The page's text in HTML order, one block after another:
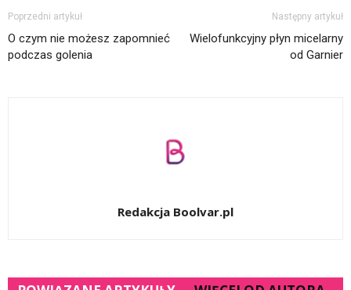
Poprzedni artykuł
O czym nie możesz zapomnieć
podczas golenia
Następny artykuł
Wielofunkcyjny płyn micelarny
od Garnier
Redakcja Boolvar.pl